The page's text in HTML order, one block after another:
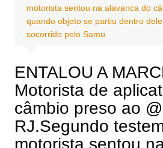
motorista sentou na alavanca do
quando objeto se partiu dentro
socorrido pelo Samu
ENTALOU A
Motorista de
câmbio preso ao
RJ.Segundo
motorista sentou